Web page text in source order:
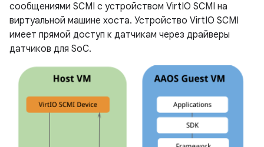
сообщениями SCMI с устройством VirtIO SCMI на
виртуальной машине хоста. Устройство VirtIO SCMI
имеет прямой доступ к датчикам через драйверы
датчиков для SoC.